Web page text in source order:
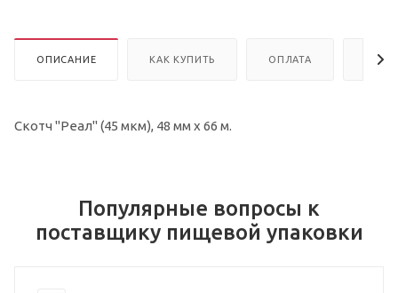
ОПИСАНИЕ КАК КУПИТЬ ОПЛАТА
Скотч "Реал" (45 мкм), 48 мм х 66 м.
Популярные вопросы к
поставщику пищевой упаковки